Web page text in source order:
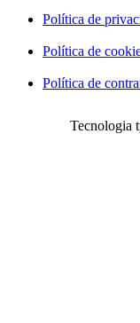
Política de
Política de
Política de
Tecnologia